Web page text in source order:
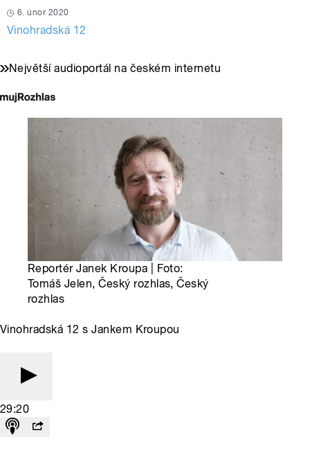
6. únor 2020
Vinohradská 12
Největší audioportál na českém internetu
Reportér Janek Kroupa | Foto:
Tomáš Jelen, Český rozhlas, Český
rozhlas
Vinohradská 12 s Jankem Kroupou
29:20